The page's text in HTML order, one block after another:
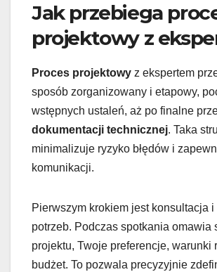
Jak przebiega
projektowy z
Proces projektowy z ekspertem
sposób zorganizowany i etapowy,
wstępnych ustaleń, aż po finalne
dokumentacji technicznej. Taka
minimalizuje ryzyko błędów i
komunikacji.
Pierwszym krokiem jest konsultacja
potrzeb. Podczas spotkania omawia
projektu, Twoje preferencje, warunki
budżet. To pozwala precyzyjnie